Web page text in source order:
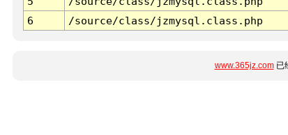
6
/source/class/jzmysql.class.php
www.365jz.com已